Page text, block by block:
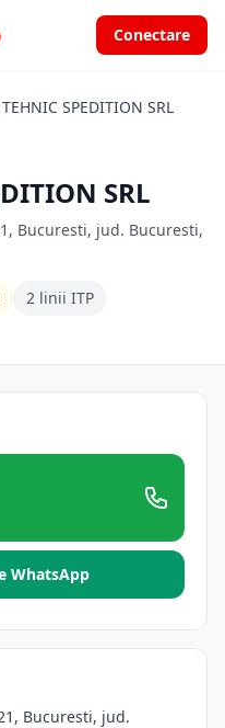
Conectare
SPEDITION SRL
SRL
Bucuresti, jud. Bucuresti,
2 linii ITP
WhatsApp
Bucuresti, jud.